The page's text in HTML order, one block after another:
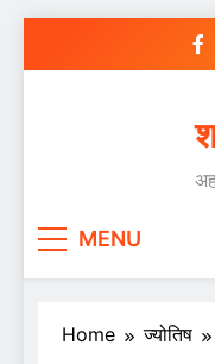
MENU
Home ज्योतिष